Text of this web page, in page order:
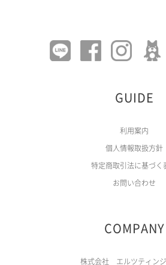
GUIDE
利用案内
個人情報取扱方針
特定商取引法に基づく
お問い合わせ
COMPANY
株式会社 エルツティン